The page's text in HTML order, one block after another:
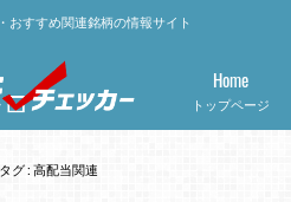
おすすめ関連銘柄の情報サイト
トップページ
Home
タグ : 高配当関連